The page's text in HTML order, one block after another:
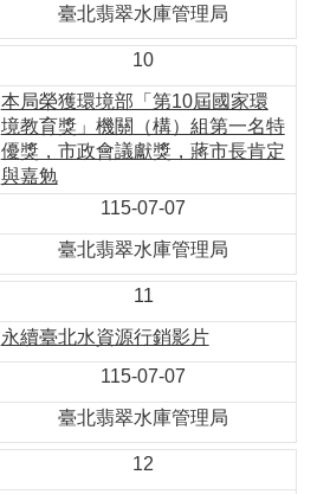
臺北翡翠水庫管理局
10
本局榮獲環境部「第10屆國家環
境教育獎」機關（構）組第一名特
優獎，市政會議獻獎，蔣市長肯定
與嘉勉
115-07-07
臺北翡翠水庫管理局
11
永續臺北水資源行銷影片
115-07-07
臺北翡翠水庫管理局
12